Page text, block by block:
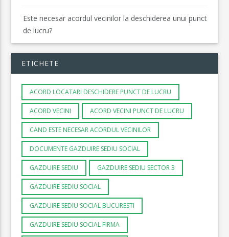
Este necesar acordul vecinilor la deschiderea unui punct
de lucru?
ETICHETE
ACORD LOCATARI DESCHIDERE PUNCT DE LUCRU
ACORD VECINI ACORD VECINI PUNCT DE LUCRU
CAND ESTE NECESAR ACORDUL VECINILOR
DOCUMENTE GAZDUIRE SEDIU SOCIAL
GAZDUIRE SEDIU GAZDUIRE SEDIU SECTOR 3
GAZDUIRE SEDIU SOCIAL
GAZDUIRE SEDIU SOCIAL BUCURESTI
GAZDUIRE SEDIU SOCIAL FIRMA